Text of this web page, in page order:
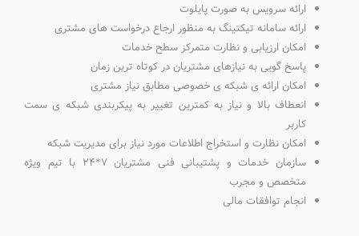
ارائه سرویس به صورت پایلوت
ارائه سامانه تیکتینگ به منظور ارجاع درخواست های مشتری
امکان ارزیابی و نظارت متمرکز سطح خدمات
پاسخ گویی به نیازهای مشتریان در کوتاه ترین زمان
امکان ارائه ی شبکه ی خصوصی مطابق نیاز مشتری
انعطاف بالا و نیاز به کمترین تغییر به پیکربندی شبکه ی سمت
کاربر
امکان نظارت و استخراج اطلاعات مورد نیاز برای مدیریت شبکه
سازمان خدمات و پشتیبانی فنی مشتریان 7*24 با تیم ویژه
متخصص و مجرب
انجام توافقات مالی